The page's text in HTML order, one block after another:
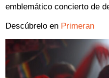
emblemático concierto de
Descúbrelo en Primeran